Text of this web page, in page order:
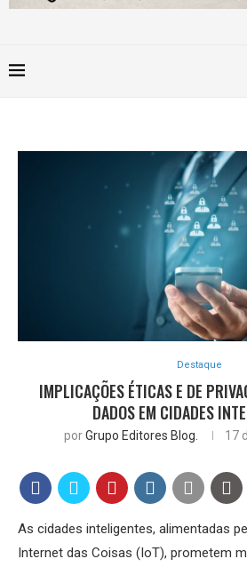
Destaque
IMPLICAÇÕES ÉTICAS E DE
DADOS EM CIDADES
porGrupo Editores Blog. 17
As cidades inteligentes, alimentadas
Internet das Coisas (IoT), prometem